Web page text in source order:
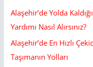
Alaşehir’de Yolda
Yardımı Nasıl Alırsınız?
Alaşehir’de En Hızlı
Taşımanın Yolları